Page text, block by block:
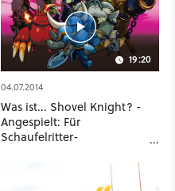
19:20
04.07.2014
Was ist... Shovel Knight? -
Angespielt: Für
Schaufelritter-